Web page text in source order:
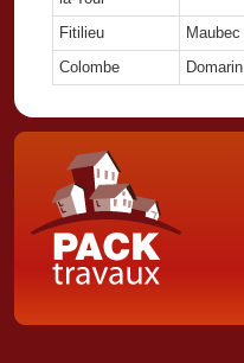
Fitilieu Maubec
Colombe
Domarin